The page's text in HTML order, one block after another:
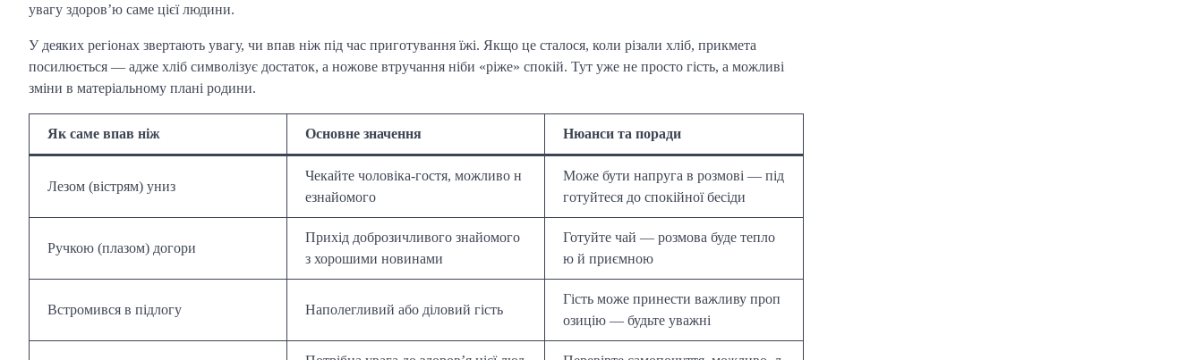
увагу здоров’ю саме цієї людини.
У деяких регіонах звертають увагу, чи впав ніж під час приготування їжі. Якщо це сталося, коли різали хліб, прикмета
посилюється — адже хліб символізує достаток, а ножове втручання ніби «ріже» спокій. Тут уже не просто гість, а можливі
зміни в матеріальному плані родини.
Як саме впав ніж Основне значення Нюанси та поради
Лезом (вістрям) униз
Чекайте чоловіка-гостя, можливо н
езнайомого
Може бути напруга в розмові — під
готуйтеся до спокійної бесіди
Ручкою (плазом) догори
Прихід доброзичливого знайомого
з хорошими новинами
Готуйте чай — розмова буде тепло
ю й приємною
Встромився в підлогу Наполегливий або діловий гість
Гість може принести важливу проп
озицію — будьте уважні